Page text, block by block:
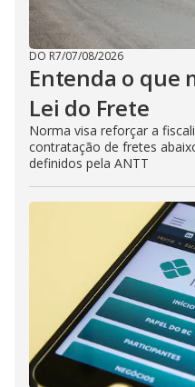
DO R7/07/08/2026
Entenda o que
Lei do Frete
Norma visa reforçar a
contratação de fretes
definidos pela ANTT